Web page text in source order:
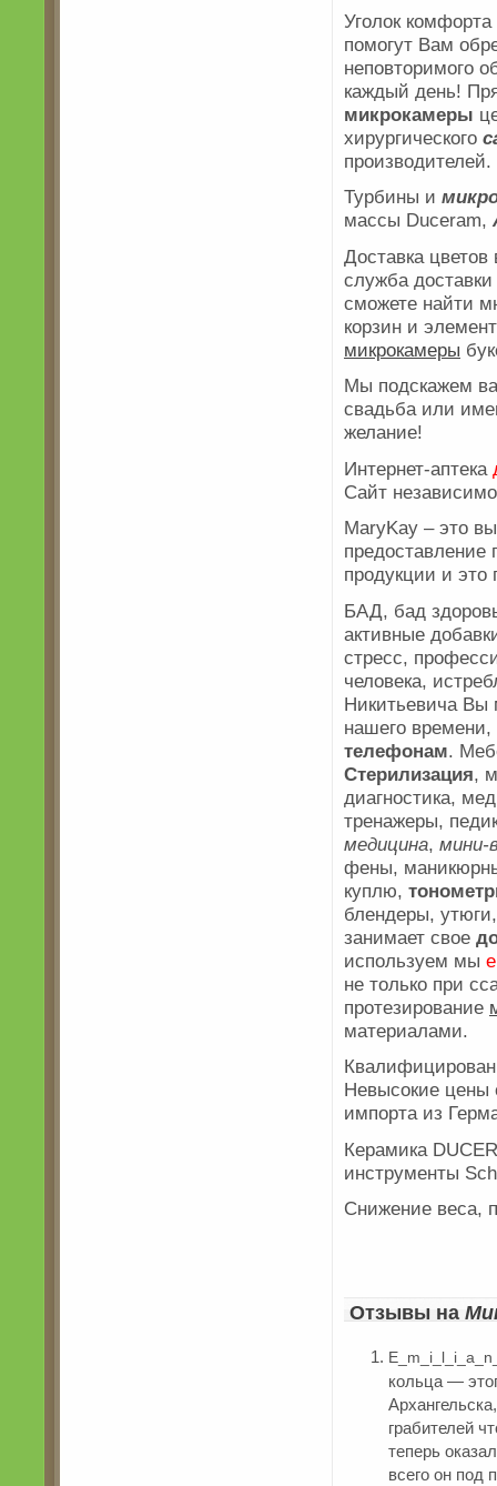
Уголок
помогут Вам
неповторимого
каждый день!
микрокамеры
хирургического
производителей.
Турбины и
массы Duceram,
Доставка
служба
сможете найти
корзин и
микрокамеры
Мы подскажем
свадьба или
желание!
Интернет-аптека
Сайт
MaryKay – это
продукции и это
БАД, бад
активные
стресс,
человека,
Никитьевича Вы
нашего
телефонам.
Стерилизация,
диагностика,
тренажеры,
медицина, мини-
фены,
куплю,
блендеры,
занимает свое
используем мы
не только при
протезирование
материалами.
Невысокие цены
импорта из
Керамика
инструменты
Снижение веса,
Отзывы на
кольца —
грабителей
теперь
всего он под